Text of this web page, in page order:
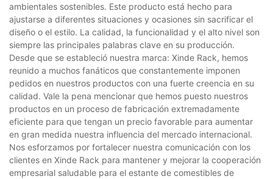
ambientales sostenibles. Este producto está hecho para
ajustarse a diferentes situaciones y ocasiones sin sacrificar el
diseño o el estilo. La calidad, la funcionalidad y el alto nivel son
siempre las principales palabras clave en su producción.
Desde que se estableció nuestra marca: Xinde Rack, hemos
reunido a muchos fanáticos que constantemente imponen
pedidos en nuestros productos con una fuerte creencia en su
calidad. Vale la pena mencionar que hemos puesto nuestros
productos en un proceso de fabricación extremadamente
eficiente para que tengan un precio favorable para aumentar
en gran medida nuestra influencia del mercado internacional.
Nos esforzamos por fortalecer nuestra comunicación con los
clientes en Xinde Rack para mantener y mejorar la cooperación
empresarial saludable para el estante de comestibles de